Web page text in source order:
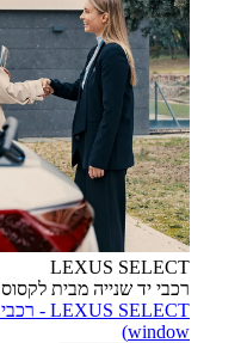
LEXUS SELECT
רכבי יד שנייה מבית לקסוס
LEXUS SELECT - רכבי יד שנייה מבית לקסוס
window)